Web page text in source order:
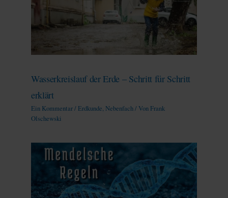
Wasserkreislauf der Erde – Schritt für Schritt
erklärt
Ein Kommentar/ Erdkunde, Nebenfach/ Von Frank
Olschewski